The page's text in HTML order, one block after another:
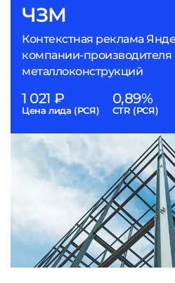
ЧЗМ
Контекстная реклама
компании-производителя
металлоконструкций
1 021 ₽
Цена лида (РСЯ)
0,89%
CTR (РСЯ)